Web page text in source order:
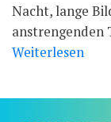
Nacht, lange
anstrengenden
Weiterlesen